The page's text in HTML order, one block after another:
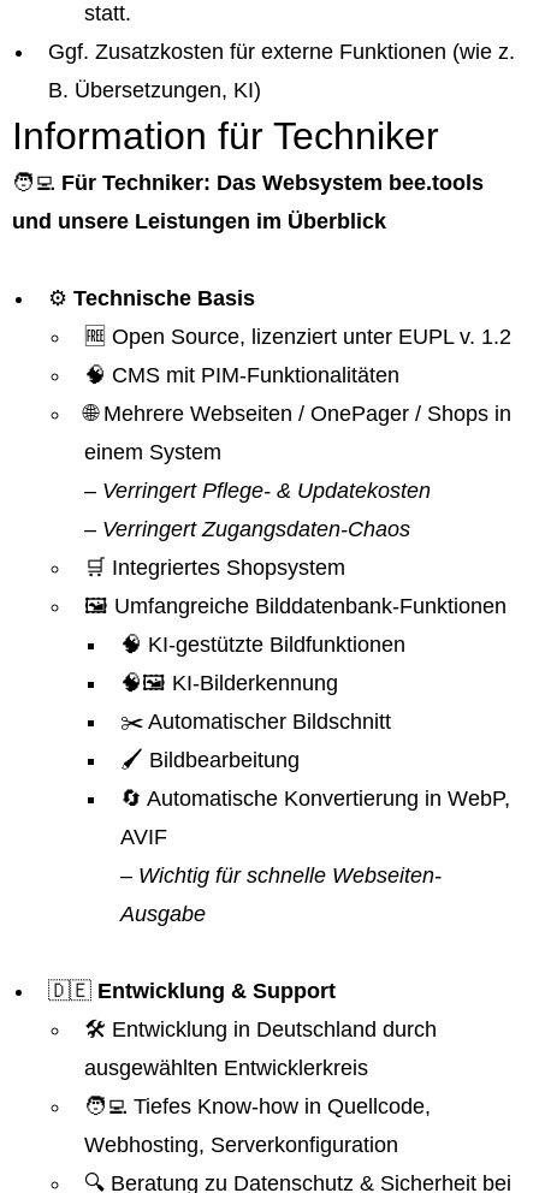
statt.
Ggf. Zusatzkosten für externe Funktionen (wie z.
B. Übersetzungen, KI)
Information für Techniker
🧑‍💻 Für Techniker: Das Websystem bee.tools
und unsere Leistungen im Überblick
⚙️ Technische Basis
🆓 Open Source, lizenziert unter EUPL v. 1.2
🧠 CMS mit PIM-Funktionalitäten
🌐 Mehrere Webseiten / OnePager / Shops in
einem System
– Verringert Pflege- & Updatekosten
– Verringert Zugangsdaten-Chaos
🛒 Integriertes Shopsystem
🖼️ Umfangreiche Bilddatenbank-Funktionen
🧠 KI-gestützte Bildfunktionen
🧠🖼️ KI-Bilderkennung
✂️ Automatischer Bildschnitt
🖌️ Bildbearbeitung
🔄 Automatische Konvertierung in WebP,
AVIF
– Wichtig für schnelle Webseiten-
Ausgabe
🇩🇪 Entwicklung & Support
🛠️ Entwicklung in Deutschland durch
ausgewählten Entwicklerkreis
🧑‍💻 Tiefes Know-how in Quellcode,
Webhosting, Serverkonfiguration
🔍 Beratung zu Datenschutz & Sicherheit bei